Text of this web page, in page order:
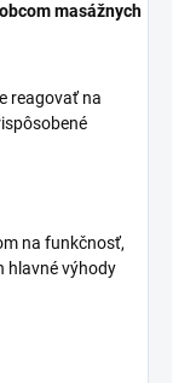
masážnych
reagovať na
na funkčnosť,
hlavné výhody